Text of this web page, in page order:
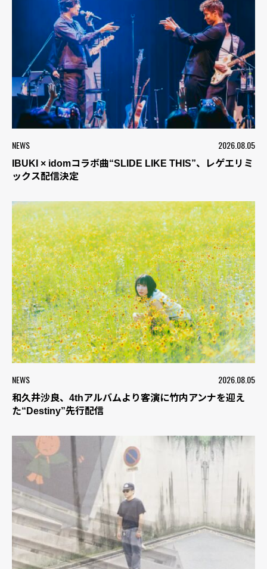
NEWS 2026.08.05
IBUKI × idomコラボ曲“SLIDE LIKE THIS”、レゲエリミ
ックス配信決定
NEWS 2026.08.05
和久井沙良、4thアルバムより客演に竹内アンナを迎え
た“Destiny”先行配信